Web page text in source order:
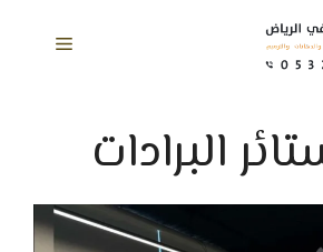
القائمة
البرادات